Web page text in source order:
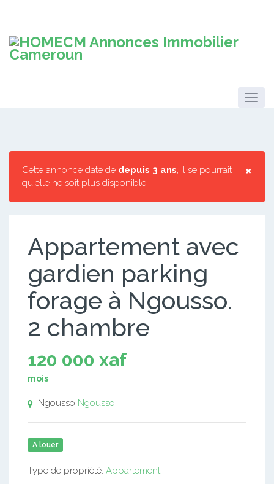
×
Cette annonce date de depuis 3 ans, il se pourrait
qu'elle ne soit plus disponible.
Appartement avec
gardien parking
forage à Ngousso.
2 chambre
120 000 xaf
mois
Ngousso Ngousso
A louer
Type de propriété: Appartement